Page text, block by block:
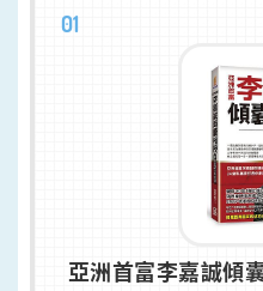
01
亞洲首富李嘉誠傾